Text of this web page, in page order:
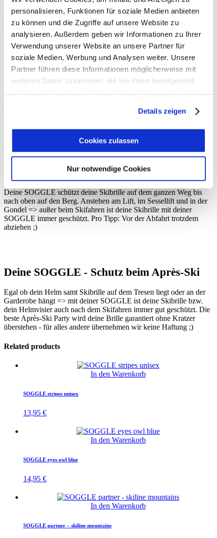
personalisieren, Funktionen für soziale Medien anbieten
zu können und die Zugriffe auf unsere Website zu
analysieren. Außerdem geben wir Informationen zu Ihrer
Verwendung unserer Website an unsere Partner für
soziale Medien, Werbung und Analysen weiter. Unsere
Partner führen diese Informationen möglicherweise mit
weiteren Daten zusammen, die Sie ihnen bereitgestellt
Details zeigen
Cookies zulassen
Nur notwendige Cookies
Normalerweise ist Deine Bestellung innerhalb von 2-3 Tagen bei
Dir Zuhause. Ins europäische Ausland dauert es eventuell 1-2 Tage
länger.
Wenn Du 3 SOGGLES oder mehr bestellst, schenken wir Dir die
Versandkosten.
Mit deiner SOGGLE kannst du einfach deine Skibrille nach dem
Skifahren auf deinem Helm lassen und verstauen. Das lästige
in den Kofferraum oder in das Boot-Bag. Einfacher und schneller
geht es nicht. Und Style hat deine SOGGLE auch ;)
Deine SOGGLE - Schutz am Berg
Deine SOGGLE schützt deine Skibrille auf dem ganzen Weg bis
nach oben auf den Berg. Anstehen am Lift, im Sessellift und in der
Gondel => außer beim Skifahren ist deine Skibrille mit deiner
SOGGLE immer geschützt. Pro Tipp: Vor der Abfahrt trotzdem
abziehen ;)
Deine SOGGLE - Schutz beim Après-Ski
Egal ob dein Helm samt Skibrille auf dem Tresen liegt oder an der
Garderobe hängt => mit deiner SOGGLE ist deine Skibrille bzw.
dein Helmvisier auch nach dem Skifahren immer gut geschützt. Die
beste Après-Ski Party wird deine Brille garantiert ohne Kratzer
überstehen - für alles andere übernehmen wir keine Haftung ;)
Related products
In den Warenkorb
SOGGLE stripes unisex
13,95 €
In den Warenkorb
SOGGLE eyes owl blue
14,95 €
In den Warenkorb
SOGGLE partner – skiline mountains